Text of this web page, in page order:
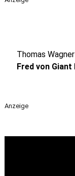
Thomas Wagner
Fred von
Anzeige